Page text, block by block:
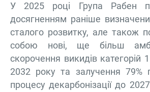
У 2025 році Група Рабен
досягненням раніше
сталого розвитку, але також
собою нові, ще більш
скорочення викидів категорій
2032 року та залучення 79%
процесу декарбонізації до